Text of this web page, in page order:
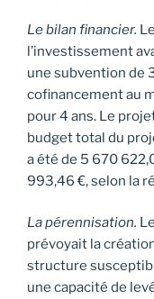
Le bilan financier.
l’investissement
une subvention de
cofinancement au
pour 4 ans. Le
budget total du
a été de 5 670
993,46 €, selon la
La pérennisation.
prévoyait la
structure
une capacité de